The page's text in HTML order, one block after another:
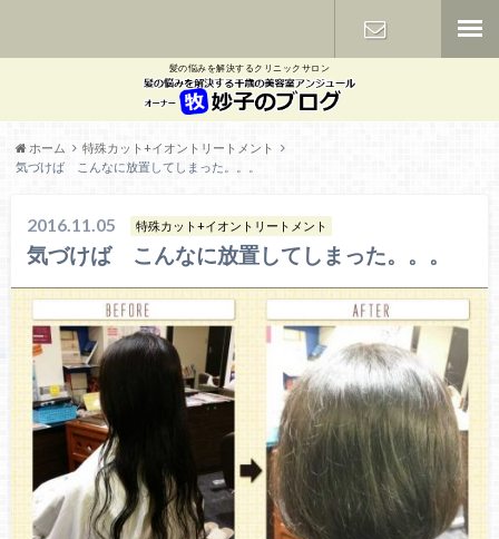
髪の悩みを解決するクリニックサロン
お問い合わ
ホーム
特殊カット+イオントリートメント
気づけば こんなに放置してしまった。。。
2016.11.05 特殊カット+イオントリートメント
気づけば こんなに放置してしまった。。。